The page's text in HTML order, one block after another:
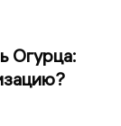
Огурца: